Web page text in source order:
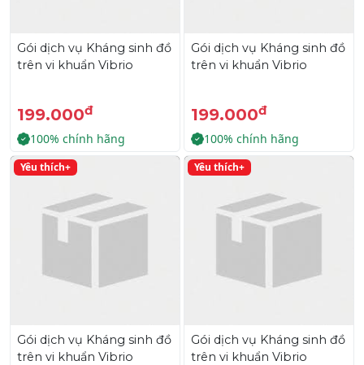
Gói dịch vụ Kháng sinh đồ
trên vi khuẩn Vibrio
199.000đ
100% chính hãng
Gói dịch vụ Kháng sinh đồ
trên vi khuẩn Vibrio
199.000đ
100% chính hãng
Yêu thích+
Gói dịch vụ Kháng sinh đồ
trên vi khuẩn Vibrio
Yêu thích+
Gói dịch vụ Kháng sinh đồ
trên vi khuẩn Vibrio